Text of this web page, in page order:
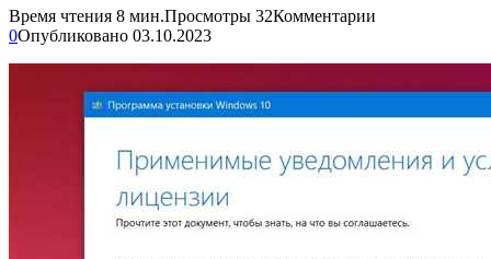
Время чтения 8 мин.Просмотры 32Комментарии
0Опубликовано 03.10.2023